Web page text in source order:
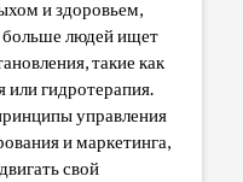
и здоровьем,
больше людей ищет
такие как
или гидротерапия.
управления
и маркетинга,
свой